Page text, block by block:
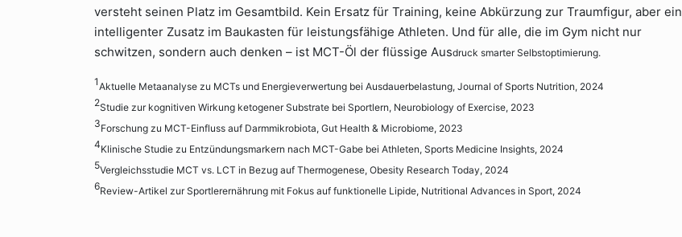
versteht seinen Platz im Gesamtbild. Kein Ersatz für Training, keine Abkürzung zur Traumfigur, aber ein
intelligenter Zusatz im Baukasten für leistungsfähige Athleten. Und für alle, die im Gym nicht nur
schwitzen, sondern auch denken – ist MCT-Öl der flüssige Ausdruck smarter Selbstoptimierung.
1Aktuelle Metaanalyse zu MCTs und Energieverwertung bei Ausdauerbelastung, Journal of Sports Nutrition, 2024
2Studie zur kognitiven Wirkung ketogener Substrate bei Sportlern, Neurobiology of Exercise, 2023
3Forschung zu MCT-Einfluss auf Darmmikrobiota, Gut Health & Microbiome, 2023
4Klinische Studie zu Entzündungsmarkern nach MCT-Gabe bei Athleten, Sports Medicine Insights, 2024
5Vergleichsstudie MCT vs. LCT in Bezug auf Thermogenese, Obesity Research Today, 2024
6Review-Artikel zur Sportlerernährung mit Fokus auf funktionelle Lipide, Nutritional Advances in Sport, 2024